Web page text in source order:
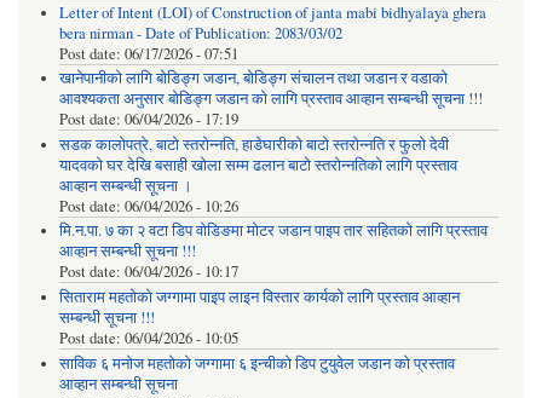
Letter of Intent (LOI) of Construction of janta mabi bidhyalaya ghera
bera nirman - Date of Publication: 2083/03/02
Post date: 06/17/2026 - 07:51
खानेपानीको लागि बोडिङ्ग जडान, बोडिङ्ग संचालन तथा जडान र वडाको
आवश्यकता अनुसार बोडिङ्ग जडान को लागि प्रस्ताव आव्हान सम्बन्धी सूचना !!!
Post date: 06/04/2026 - 17:19
सडक कालोपत्रे, बाटो स्तरोन्नति, हाडेघारीको बाटो स्तरोन्नति र फुलो देवी
यादवको घर देखि बसाही खोला सम्म ढलान बाटो स्तरोन्नतिको लागि प्रस्ताव
आव्हान सम्बन्धी सूचना ।
Post date: 06/04/2026 - 10:26
मि.न.पा. ७ का २ वटा डिप वोडिङमा मोटर जडान पाइप तार सहितको लागि प्रस्ताव
आव्हान सम्बन्धी सूचना !!!
Post date: 06/04/2026 - 10:17
सिताराम महतोको जग्गामा पाइप लाइन विस्तार कार्यको लागि प्रस्ताव आव्हान
सम्बन्धी सूचना !!!
Post date: 06/04/2026 - 10:05
साविक ६ मनोज महतोको जग्गामा ६ इन्चीको डिप टुयुवेल जडान को प्रस्ताव
आव्हान सम्बन्धी सूचना